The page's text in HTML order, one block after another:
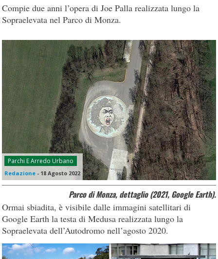
Compie due anni l’opera di Joe Palla realizzata lungo la
Sopraelevata nel Parco di Monza.
Parchi E Arredo Urbano
Redazione - 18 Agosto 2022
Parco di Monza, dettaglio (2021, Google Earth).
Ormai sbiadita, è visibile dalle immagini satellitari di
Google Earth la testa di Medusa realizzata lungo la
Sopraelevata dell’Autodromo nell’agosto 2020.